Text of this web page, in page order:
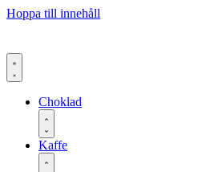
Hoppa till innehåll
Choklad
Kaffe